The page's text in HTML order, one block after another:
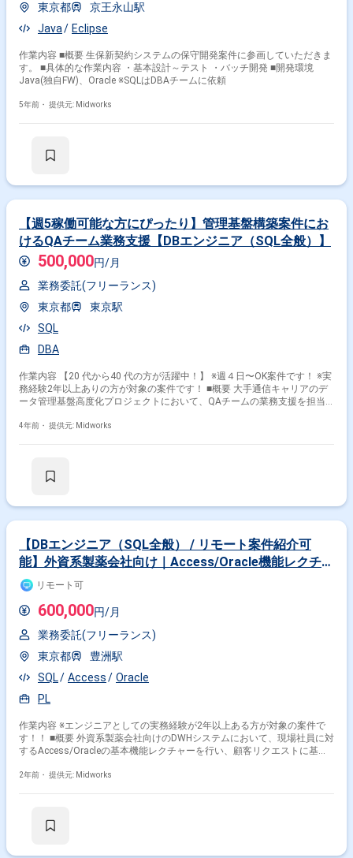
東京都
京王永山駅
Java
Eclipse
作業内容 ■概要 生保新契約システムの保守開発案件に参画していただきま
す。 ■具体的な作業内容 ・基本設計～テスト ・バッチ開発 ■開発環境
Java(独自FW)、Oracle ※SQLはDBAチームに依頼
5年前・ 提供元: Midworks
【週5稼働可能な方にぴったり】管理基盤構築案件にお
けるQAチーム業務支援【DBエンジニア（SQL全般）】
500,000円/月
業務委託(フリーランス)
東京都
東京駅
SQL
DBA
作業内容 【20 代から40 代の方が活躍中！】 ※週４日〜OK案件です！ ※実
務経験2年以上ありの方が対象の案件です！ ■概要 大手通信キャリアのデ
ータ管理基盤高度化プロジェクトにおいて、QAチームの業務支援を担当
取り組んでいただきます。 ■具体的な業務内容 ・通信キャリア向けのデー
ジェクトの一員として、コミュニケーションを取りながら業務を進めて頂
-------------------------------------- ※弊社では、法人、請負いの案件は取り扱っておりま
せん。
4年前・ 提供元: Midworks
【DBエンジニア（SQL全般） / リモート案件紹介可
能】外資系製薬会社向け｜Access/Oracle機能レクチャ
ー＆データ抽出
リモート可
600,000円/月
業務委託(フリーランス)
東京都
豊洲駅
SQL
Access
Oracle
PL
作業内容 ※エンジニアとしての実務経験が2年以上ある方が対象の案件で
す！！ ■概要 外資系製薬会社向けのDWHシステムにおいて、現場社員に対
するAccess/Oracleの基本機能レクチャーを行い、顧客リクエストに基づ
ドプロシージャを活用し、実消化データや活動データの抽出を行い、現場
び運用 ・Access、SQLに関する技術指導
2年前・ 提供元: Midworks